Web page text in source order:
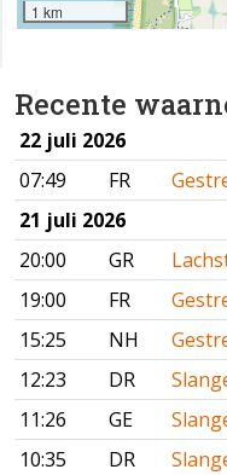
Recente
22 juli 2026
07:49
FR
21 juli 2026
20:00
GR
19:00
FR
15:25
NH
12:23
DR
11:26
GE
10:35
DR
1 km